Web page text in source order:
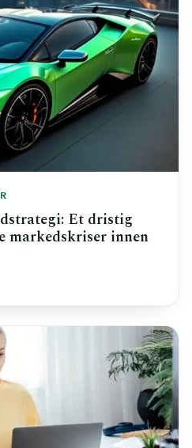
Et dristig
markedskriser innen